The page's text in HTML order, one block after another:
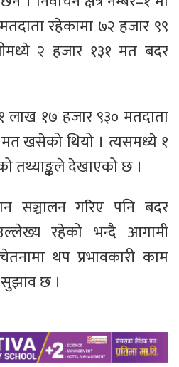
रहेकामा ७२ हजार ९९
२ हजार १३१ मत बदर
१ लाख १७ हजार ९३० मतदाता
खसेको थियो । त्यसमध्ये १
तथ्याङ्कले देखाएको छ ।
सञ्चालन गरिए पनि बदर
रहेको भन्दै आगामी
थप प्रभावकारी काम
सुझाव छ ।